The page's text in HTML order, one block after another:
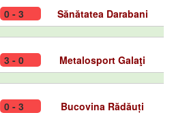
0 - 3 Sănătatea Darabani
3 - 0 Metalosport Galaţi
0 - 3 Bucovina Rădăuți